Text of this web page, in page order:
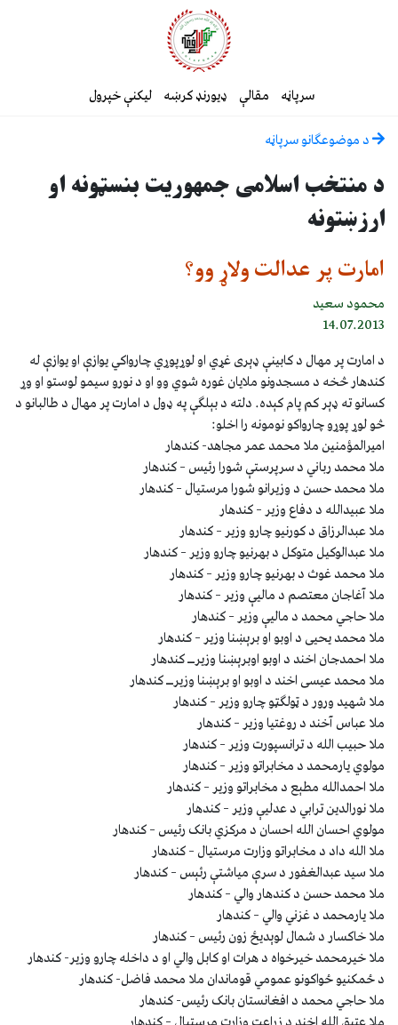
سرپاڼه مقالې ډیورنډ کرښه لیکنې خپرول
د موضوعګانو سرپاڼه
د منتخب اسلامی جمهوريت بنسټونه او
ارزښتونه
امارت پر عدالت ولاړ وو؟
محمود سعيد
14.07.2013
د امارت پر مهال د کابينې ډېری غړي او لوړپوړي چارواکي يوازې او يوازې له
کندهار څخه د مسجدونو ملايان غوره شوي وو او د نورو سيمو لوستو او وړ
کسانو ته ډېر کم پام کېده. دلته د بېلګې په ډول د امارت پر مهال د طالبانو د
څو لوړ پوړو چارواکو نومونه را اخلو:
اميرالمؤمنين ملا محمد عمر مجاهد- کندهار
ملا محمد رباني د سرپرستې شورا رئيس – کندهار
ملا محمد حسن د وزيرانو شورا مرستيال – کندهار
ملا عبيدالله د دفاع وزير – کندهار
ملا عبدالرزاق د کورنيو چارو وزير – کندهار
ملا عبدالوکيل متوکل د بهرنيو چارو وزير – کندهار
ملا محمد غوث د بهرنيو چارو وزير – کندهار
ملا آغاجان معتصم د ماليې وزير – کندهار
ملا حاجي محمد د ماليې وزير – کندهار
ملا محمد یحیی د اوبو او برېښنا وزير – کندهار
ملا احمدجان اخند د اوبو اوبرېښنا وزيرــ کندهار
ملا محمد عيسی اخند د اوبو او برېښنا وزيرــ کندهار
ملا شهيد ورور د ټولګټو چارو وزير – کندهار
ملا عباس آخند د روغتيا وزير – کندهار
ملا حبيب الله د ترانسپورت وزير – کندهار
مولوي يارمحمد د مخابراتو وزير – کندهار
ملا احمدالله مطېع د مخابراتو وزير – کندهار
ملا نورالدين ترابي د عدليې وزير – کندهار
مولوي احسان الله احسان د مرکزي بانک رئيس – کندهار
ملا الله داد د مخابراتو وزارت مرستيال – کندهار
ملا سيد عبدالغفور د سرې مياشتې رئېس – کندهار
ملا محمد حسن د کندهار والي – کندهار
ملا يارمحمد د غزني والي – کندهار
ملا خاکسار د شمال لوېديځ زون رئيس – کندهار
ملا خیرمحمد خیرخواه د هرات او کابل والي او د داخله چارو وزير- کندهار
د ځمکنيو ځواکونو عمومي قوماندان ملا محمد فاضل- کندهار
ملا حاجي محمد د افغانستان بانک رئيس- کندهار